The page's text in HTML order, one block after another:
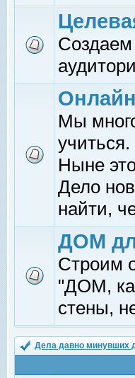
Создаем
Мы
учиться.
Ныне
Дело
найти,
ДОМ
Строим
"ДОМ,
стены,
Дела давно минувших